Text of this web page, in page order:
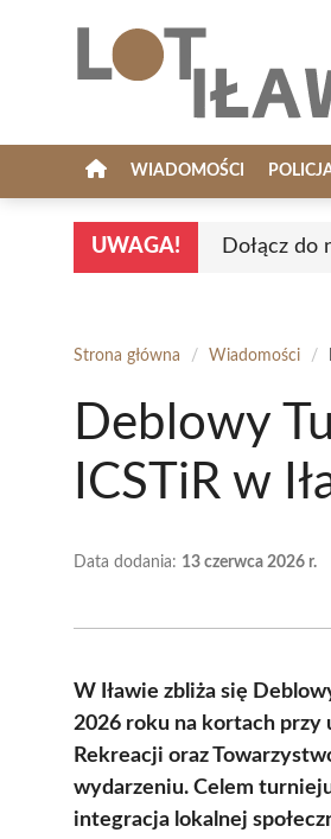
WIADOMOŚCI
UWAGA! Dołącz do
Strona główna / Wiadomości /
Deblowy
ICSTiR w
Data dodania: 13 czerwca 2026 r.
W Iławie zbliża się
2026 roku na kortach przy
Rekreacji oraz
wydarzeniu. Celem
integracja lokalnej